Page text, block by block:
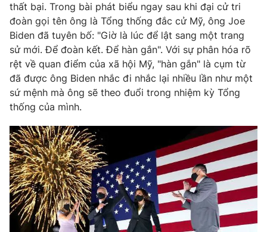
thất bại. Trong bài phát biểu ngay sau khi đại cử tri
đoàn gọi tên ông là Tổng thống đắc cử Mỹ, ông Joe
Biden đã tuyên bố: "Giờ là lúc để lật sang một trang
sử mới. Để đoàn kết. Để hàn gắn". Với sự phân hóa rõ
rệt về quan điểm của xã hội Mỹ, "hàn gắn" là cụm từ
đã được ông Biden nhắc đi nhắc lại nhiều lần như một
sứ mệnh mà ông sẽ theo đuổi trong nhiệm kỳ Tổng
thống của mình.